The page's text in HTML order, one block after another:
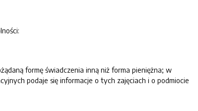
formę świadczenia inną niż forma pieniężna; w
podaje się informacje o tych zajęciach i o podmiocie